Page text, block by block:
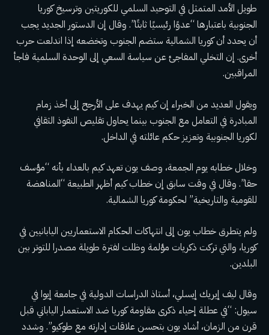
طويل الأمد المتمثل في التوحيد السلمي للكوريتين وترسيخ كوريا
الجنوبية باعتبارها “عدوًا رئيسيًا ثابتًا”. وقال إن الدستور الجديد يجب
أن يحدد أن كوريا الشمالية ستضم الجنوب وتخضعه إذا اندلعت حرب
أخرى. إن التخلي المفاجئ عن سياسة السعي إلى الوحدة السلمية فاجأ
المراقبين.
ويقول العديد من الخبراء إن كيم يهدف على الأرجح إلى أخذ زمام
المبادرة في التعامل مع الجنوب بينما يحاول تقليص النفوذ الثقافي
لكوريا الجنوبية وتعزيز حكم عائلته في الداخل.
وخلال خطابه يوم الجمعة، وصف يون تعهد كيم بالعداء بأنه “مؤسف
حقا”. وقال في وقت سابق إن خطاب كيم أظهر الطبيعة “المناهضة
للقومية والتاريخية” لحكومة كوريا الشمالية.
ولم يتطرق خطاب يون إلى انتهاكات الحكام الاستعماريين اليابانيين في
كوريا، والتي تركت ذكريات مؤلمة وظلت لفترة طويلة مصدرا للتوتر بين
البلدين.
وقال ليف إيريك إيسلي، أستاذ الدراسات الدولية في جامعة إيوا في
سيول: “في عطلة إحياء ذكرى مقاومة كوريا ضد الاستعمار الياباني قبل
قرن من الزمان، أشاد يون بتحسن علاقات إدارته مع طوكيو”. وشدد